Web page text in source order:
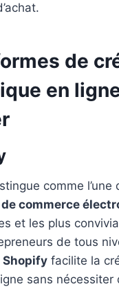
de
en
comme l’une
commerce
et les plus
de tous
Shopify facilite la
sans nécessiter